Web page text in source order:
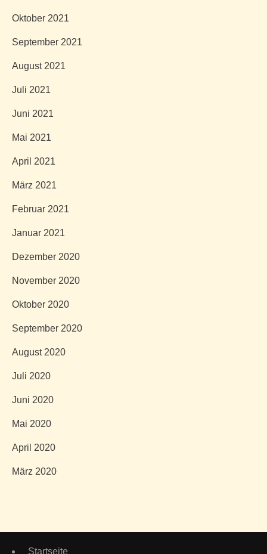
Oktober 2021
September 2021
August 2021
Juli 2021
Juni 2021
Mai 2021
April 2021
März 2021
Februar 2021
Januar 2021
Dezember 2020
November 2020
Oktober 2020
September 2020
August 2020
Juli 2020
Juni 2020
Mai 2020
April 2020
März 2020
Startseite